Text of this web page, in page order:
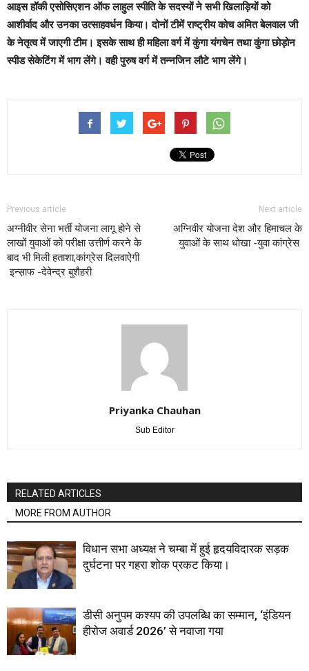
आइस हॉकी एसोसिएशन ऑफ लाहुल स्पीति के सदस्यों ने सभी खिलाड़ियों को
आशीर्वाद और उनका उत्साहवर्धन किया। दोनों टीमें राष्ट्रीय कोच अमित बेलवाल जी
के नेतृत्व में जाएगी टीम। इसके साथ ही महिला वर्ग में कुंगा यंगचेन तथा कुंगा छोड़ोन
स्पीड सेकेटिंग में भाग लेंगे। वही पुरुष वर्ग में तन्नजिन लौटे भाग लेंगे।
Previous article
अग्नीवीर सेना भर्ती योजना लागू होने से
लाखों युवाओं को परीक्षा उत्तीर्ण करने के
बाद भी मिली हताशा,कांग्रेस दिलवाऐगी
इन्स़ाफ -देवेन्द्र बुशैहरी
Next article
अग्निवीर योजना देश और हिमाचल के
युवाओं के साथ धोखा -युवा कांग्रेस
Priyanka Chauhan
Sub Editor
RELATED ARTICLES
MORE FROM AUTHOR
विधान सभा अध्यक्ष ने चम्बा में हुई हृदयविदारक सड़क
दुर्घटना पर गहरा शोक प्रकट किया।
डीसी अनुपम कश्यप की उपलब्धि का सम्मान, ‘इंडियन
हीरोज अवार्ड 2026’ से नवाजा गया